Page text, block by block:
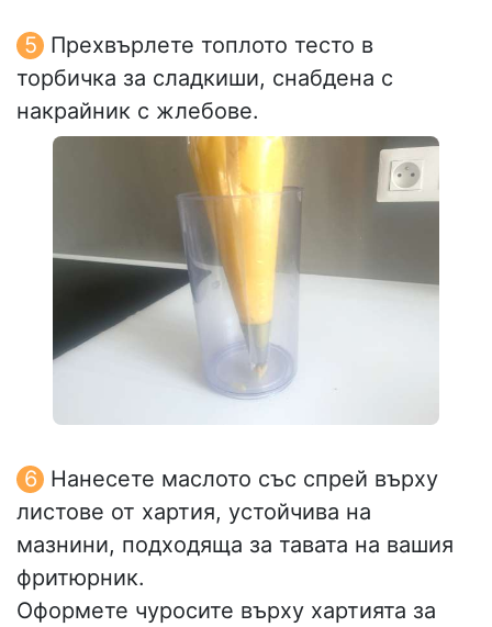
Прехвърлете топлото тесто в
торбичка за сладкиши, снабдена с
накрайник с жлебове.
Нанесете маслото със спрей върху
листове от хартия, устойчива на
мазнини, подходяща за тавата на вашия
фритюрник.
Оформете чуросите върху хартията за